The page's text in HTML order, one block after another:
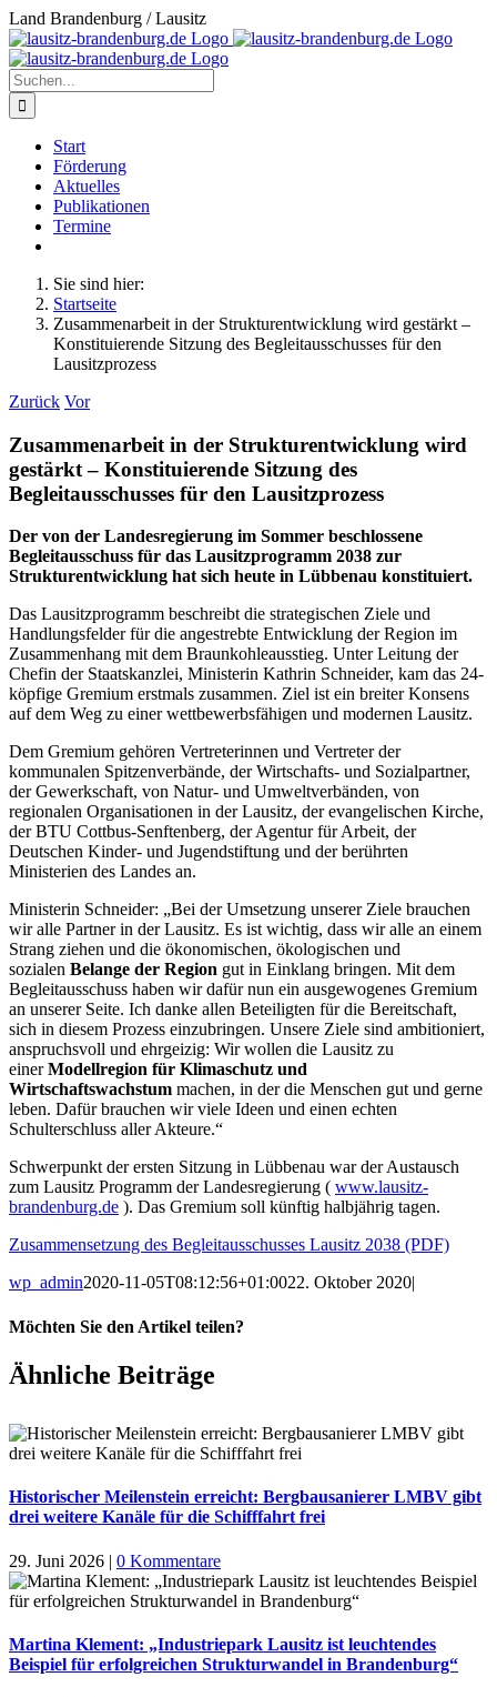
Zum
Inhalt
springen
Land Brandenburg / Lausitz
Suche
nach:
Start
Förderung
Aktuelles
Publikationen
Termine
Sie sind hier:
Startseite
Zusammenarbeit in der Strukturentwicklung wird gestärkt –
Konstituierende Sitzung des Begleitausschusses für den
Lausitzprozess
Zurück Vor
Zusammenarbeit in der Strukturentwicklung wird
gestärkt – Konstituierende Sitzung des
Begleitausschusses für den Lausitzprozess
Der von der Landesregierung im Sommer beschlossene
Begleitausschuss für das Lausitzprogramm 2038 zur
Strukturentwicklung hat sich heute in Lübbenau konstituiert.
Das Lausitzprogramm beschreibt die strategischen Ziele und
Handlungsfelder für die angestrebte Entwicklung der Region im
Zusammenhang mit dem Braunkohleausstieg. Unter Leitung der
Chefin der Staatskanzlei, Ministerin Kathrin Schneider, kam das 24-
köpfige Gremium erstmals zusammen. Ziel ist ein breiter Konsens
auf dem Weg zu einer wettbewerbsfähigen und modernen Lausitz.
Dem Gremium gehören Vertreterinnen und Vertreter der
kommunalen Spitzenverbände, der Wirtschafts- und Sozialpartner,
der Gewerkschaft, von Natur- und Umweltverbänden, von
regionalen Organisationen in der Lausitz, der evangelischen Kirche,
der BTU Cottbus-Senftenberg, der Agentur für Arbeit, der
Deutschen Kinder- und Jugendstiftung und der berührten
Ministerien des Landes an.
Ministerin Schneider: „Bei der Umsetzung unserer Ziele brauchen
wir alle Partner in der Lausitz. Es ist wichtig, dass wir alle an einem
Strang ziehen und die ökonomischen, ökologischen und
sozialen Belange der Region gut in Einklang bringen. Mit dem
Begleitausschuss haben wir dafür nun ein ausgewogenes Gremium
an unserer Seite. Ich danke allen Beteiligten für die Bereitschaft,
sich in diesem Prozess einzubringen. Unsere Ziele sind ambitioniert,
anspruchsvoll und ehrgeizig: Wir wollen die Lausitz zu
einerModellregion für Klimaschutz und
Wirtschaftswachstum machen, in der die Menschen gut und gerne
leben. Dafür brauchen wir viele Ideen und einen echten
Schulterschluss aller Akteure.“
Schwerpunkt der ersten Sitzung in Lübbenau war der Austausch
zum Lausitz Programm der Landesregierung ( www.lausitz-
brandenburg.de ). Das Gremium soll künftig halbjährig tagen.
Zusammensetzung des Begleitausschusses Lausitz 2038 (PDF)
wp_admin2020-11-05T08:12:56+01:0022. Oktober 2020|
Möchten Sie den Artikel teilen?
Facebook
X
LinkedIn
WhatsApp
E-
Mail
Ähnliche Beiträge
Historischer Meilenstein erreicht: Bergbausanierer LMBV gibt
drei weitere Kanäle für die Schifffahrt frei
29. Juni 2026 | 0 Kommentare
Martina Klement: „Industriepark Lausitz ist leuchtendes
Beispiel für erfolgreichen Strukturwandel in Brandenburg“